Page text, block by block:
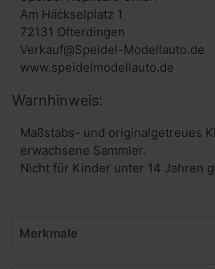
Am Häckselplatz 1
72131 Ofterdingen
Verkauf@Speidel-Modellauto.de
www.speidelmodellauto.de
Warnhinweis:
Maßstabs- und originalgetreues
erwachsene Sammler.
Nicht für Kinder unter 14 Jahren
Merkmale